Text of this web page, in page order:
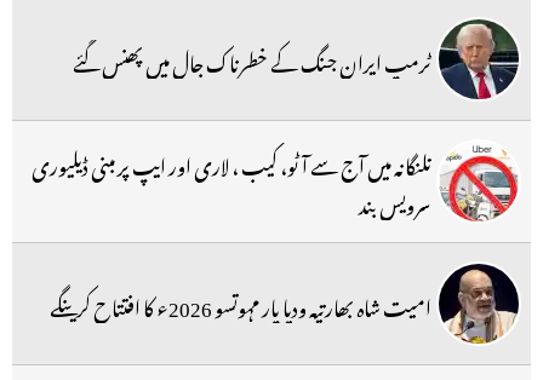
ٹرمپ ایران جنگ کے خطرناک جال میں پھنس گئے
تلنگانہ میں آج سے آٹو، کیب ، لاری اور ایپ پر مبنی ڈیلیوری
سرویس بند
امیت شاہ بھارتیہ ودیا پار مہوتسو 2026ء کا افتتاح کرینگے